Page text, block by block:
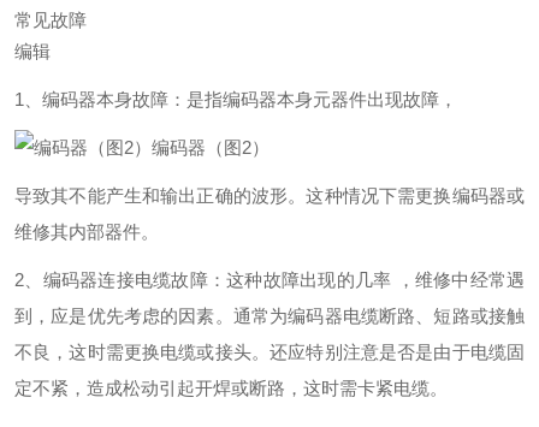
常见故障
编辑
1、编码器本身故障：是指编码器本身元器件出现故障，
编码器（图2）
导致其不能产生和输出正确的波形。这种情况下需更换编码器或
维修其内部器件。
2、编码器连接电缆故障：这种故障出现的几率 ，维修中经常遇
到，应是优先考虑的因素。通常为编码器电缆断路、短路或接触
不良，这时需更换电缆或接头。还应特别注意是否是由于电缆固
定不紧，造成松动引起开焊或断路，这时需卡紧电缆。